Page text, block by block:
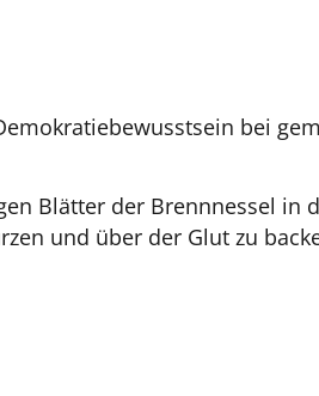
bei
Blätter der Brennnessel in
und über der Glut zu